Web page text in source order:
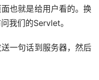
也就是给用户看的。换
我们的Servlet。
一句话到服务器，然后